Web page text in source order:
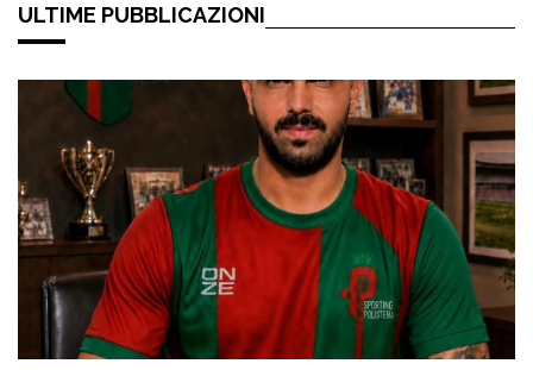
ULTIME PUBBLICAZIONI